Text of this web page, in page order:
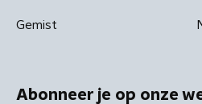
Gemist
Abonneer je op onze